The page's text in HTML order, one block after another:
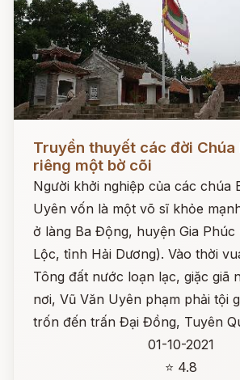
Đọc ngay
Truyền thuyết các đời Chúa
riêng một bờ cõi
Người khởi nghiệp của các chúa
Uyên vốn là một võ sĩ khỏe
ở làng Ba Động, huyện Gia Phúc
Lộc, tỉnh Hải Dương). Vào thời
Tông đất nước loạn lạc, giặc giã
nơi, Vũ Văn Uyên phạm phải tội
trốn đến trấn Đại Đồng, Tuyên
01-10-2021
⭐ 4.8